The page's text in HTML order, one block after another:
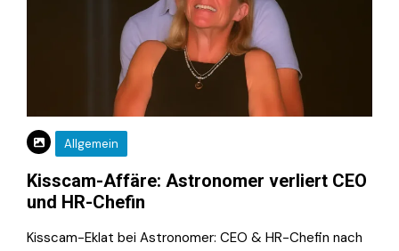
Allgemein
Kisscam-Affäre: Astronomer verliert CEO
und HR-Chefin
Kisscam-Eklat bei Astronomer: CEO & HR-Chefin nach